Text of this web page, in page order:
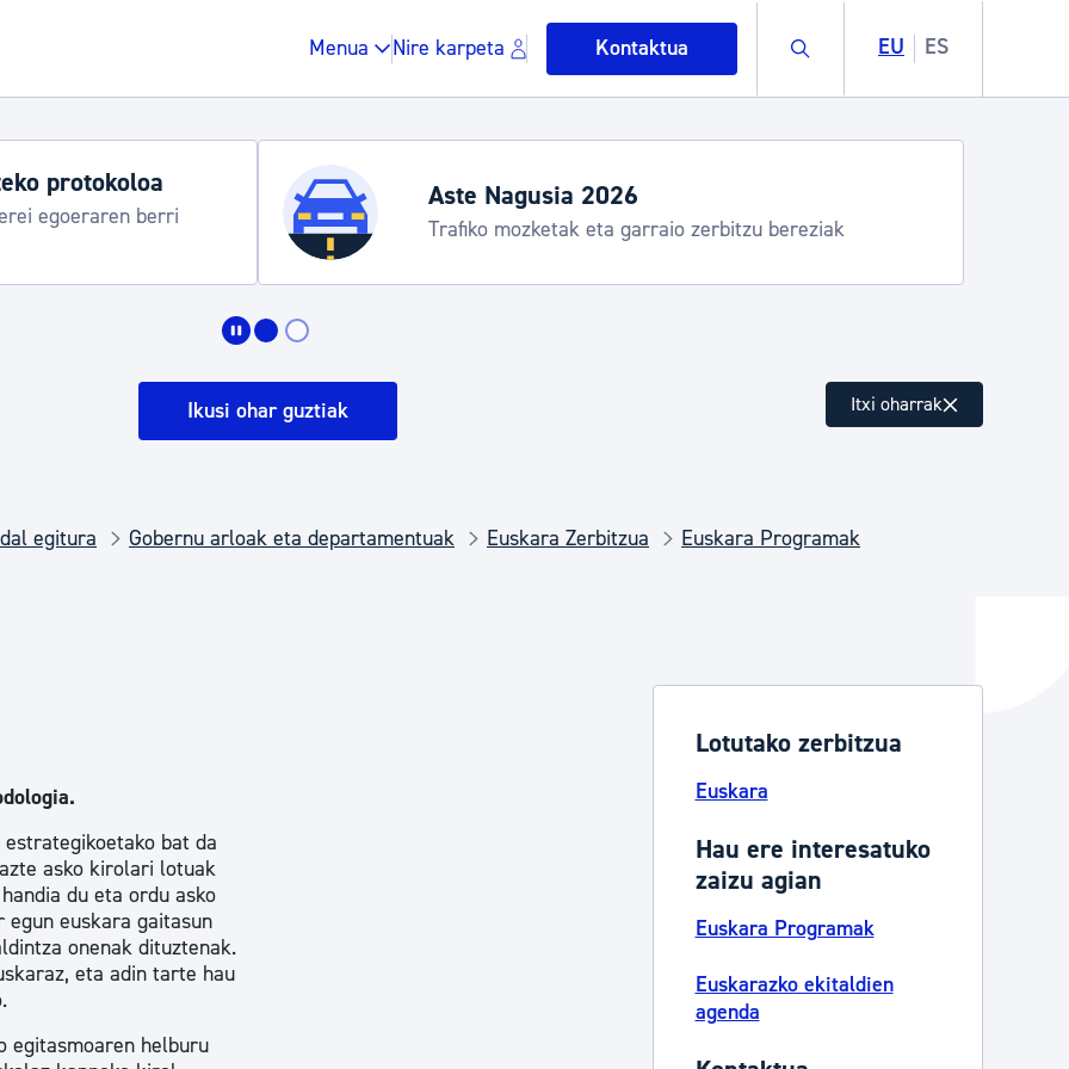
Menua Nire karpeta Kontaktua Buscar EU ES
Gune publikoa, hondakinak eta ingurumena
Euskara
protokoloa
egoeraren berri
Aste Nagusia 2026
Trafiko mozketak eta garraio zerbitzu bereziak
Ikusi ohar guztiak Itxi oharrak
egitura Gobernu arloak eta departamentuak Euskara Zerbitzua
Euskara Programak
bat da
asko kirolari lotuak
du eta ordu asko
euskara gaitasun
onenak dituztenak.
eta adin tarte hau
egitasmoaren helburu
Lotutako zerbitzua
Euskara
Hau ere interesatuko
zaizu agian
Euskara Programak
Euskarazko ekitaldien
agenda